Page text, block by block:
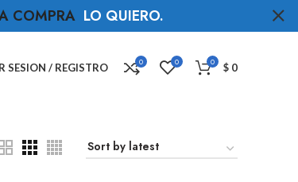
SESION / REGISTRO 0 0 0 $ 0
COMPRA LO QUIERO.